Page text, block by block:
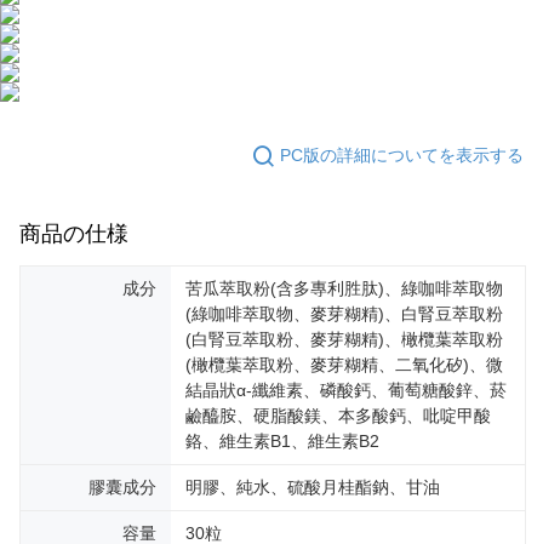
PC版の詳細についてを表示する
商品の仕様
成分
苦瓜萃取粉(含多專利胜肽)、綠咖啡萃取物
(綠咖啡萃取物、麥芽糊精)、白腎豆萃取粉
(白腎豆萃取粉、麥芽糊精)、橄欖葉萃取粉
(橄欖葉萃取粉、麥芽糊精、二氧化矽)、微
結晶狀α-纖維素、磷酸鈣、葡萄糖酸鋅、菸
鹼醯胺、硬脂酸鎂、本多酸鈣、吡啶甲酸
鉻、維生素B1、維生素B2
膠囊成分 明膠、純水、硫酸月桂酯鈉、甘油
容量 30粒